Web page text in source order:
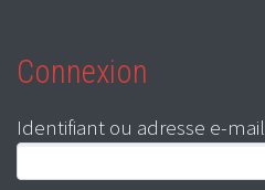
Connexion
Identifiant ou adresse e-mail